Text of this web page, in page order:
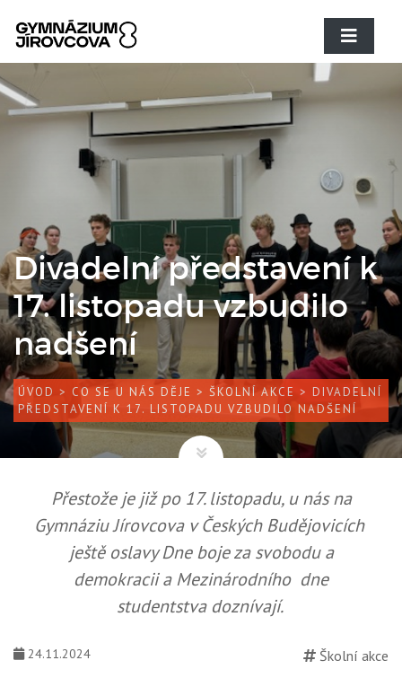
Divadelní představení k
17. listopadu vzbudilo
nadšení
ÚVOD > CO SE U NÁS DĚJE > ŠKOLNÍ AKCE > DIVADELNÍ
PŘEDSTAVENÍ K 17. LISTOPADU VZBUDILO NADŠENÍ
Přestože je již po 17. listopadu, u nás na
Gymnáziu Jírovcova v Českých Budějovicích
ještě oslavy Dne boje za svobodu a
demokracii a Mezinárodního dne
studentstva doznívají.
24.11.2024
Školní akce